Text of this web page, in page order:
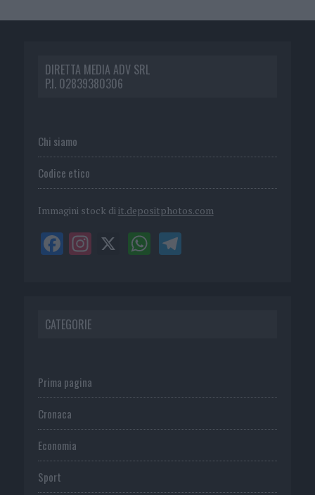
DIRETTA MEDIA ADV SRL
P.I. 02839380306
Chi siamo
Codice etico
Immagini stock di it.depositphotos.com
CATEGORIE
Prima pagina
Cronaca
Economia
Sport